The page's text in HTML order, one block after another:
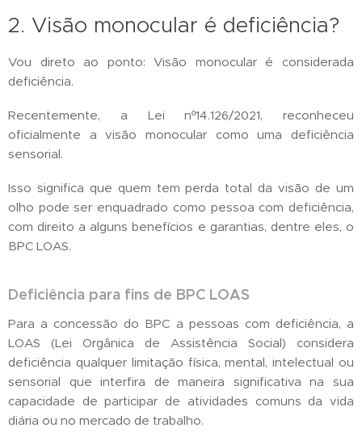
2. Visão monocular é deficiência?
Vou direto ao ponto: Visão monocular é considerada
deficiência.
Recentemente, a Lei nº14.126/2021, reconheceu
oficialmente a visão monocular como uma deficiência
sensorial.
Isso significa que quem tem perda total da visão de um
olho pode ser enquadrado como pessoa com deficiência,
com direito a alguns benefícios e garantias, dentre eles, o
BPC LOAS.
Deficiência para fins de BPC LOAS
Para a concessão do BPC a pessoas com deficiência, a
LOAS (Lei Orgânica de Assistência Social) considera
deficiência qualquer limitação física, mental, intelectual ou
sensorial que interfira de maneira significativa na sua
capacidade de participar de atividades comuns da vida
diária ou no mercado de trabalho.